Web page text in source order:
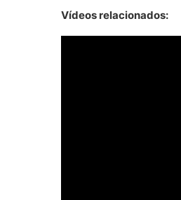
Vídeos relacionados: